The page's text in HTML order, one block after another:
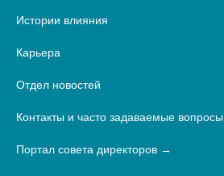
Истории влияния
Карьера
Отдел новостей
Контакты и часто задаваемые вопросы
Портал совета директоров